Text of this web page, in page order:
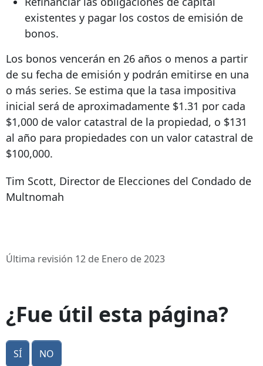
existentes y pagar los costos de emisión de
bonos.
Los bonos vencerán en 26 años o menos a partir
de su fecha de emisión y podrán emitirse en una
o más series. Se estima que la tasa impositiva
inicial será de aproximadamente $1.31 por cada
$1,000 de valor catastral de la propiedad, o $131
al año para propiedades con un valor catastral de
$100,000.
Tim Scott, Director de Elecciones del Condado de
Multnomah
Última revisión 12 de Enero de 2023
¿Fue útil esta página?
Sí No